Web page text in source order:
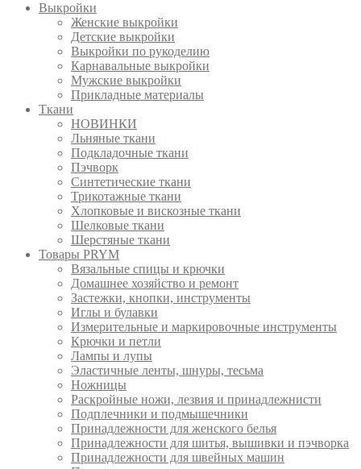
Выкройки
Женские выкройки
Детские выкройки
Выкройки по рукоделию
Карнавальные выкройки
Мужские выкройки
Прикладные материалы
Ткани
НОВИНКИ
Льняные ткани
Подкладочные ткани
Пэчворк
Синтетические ткани
Трикотажные ткани
Хлопковые и вискозные ткани
Шелковые ткани
Шерстяные ткани
Товары PRYM
Вязальные спицы и крючки
Домашнее хозяйство и ремонт
Застежки, кнопки, инструменты
Иглы и булавки
Измерительные и маркировочные инструменты
Крючки и петли
Лампы и лупы
Эластичные ленты, шнуры, тесьма
Ножницы
Раскройные ножи, лезвия и принадлежнисти
Подплечники и подмышечники
Принадлежности для женского белья
Принадлежности для шитья, вышивки и пэчворка
Принадлежности для швейных машин